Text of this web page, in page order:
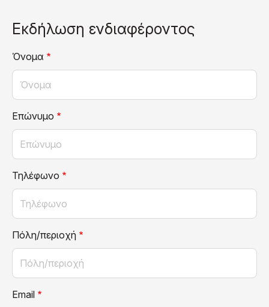
Εκδήλωση ενδιαφέροντος
Όνομα
Επώνυμο
Τηλέφωνο
Πόλη/περιοχή
Email